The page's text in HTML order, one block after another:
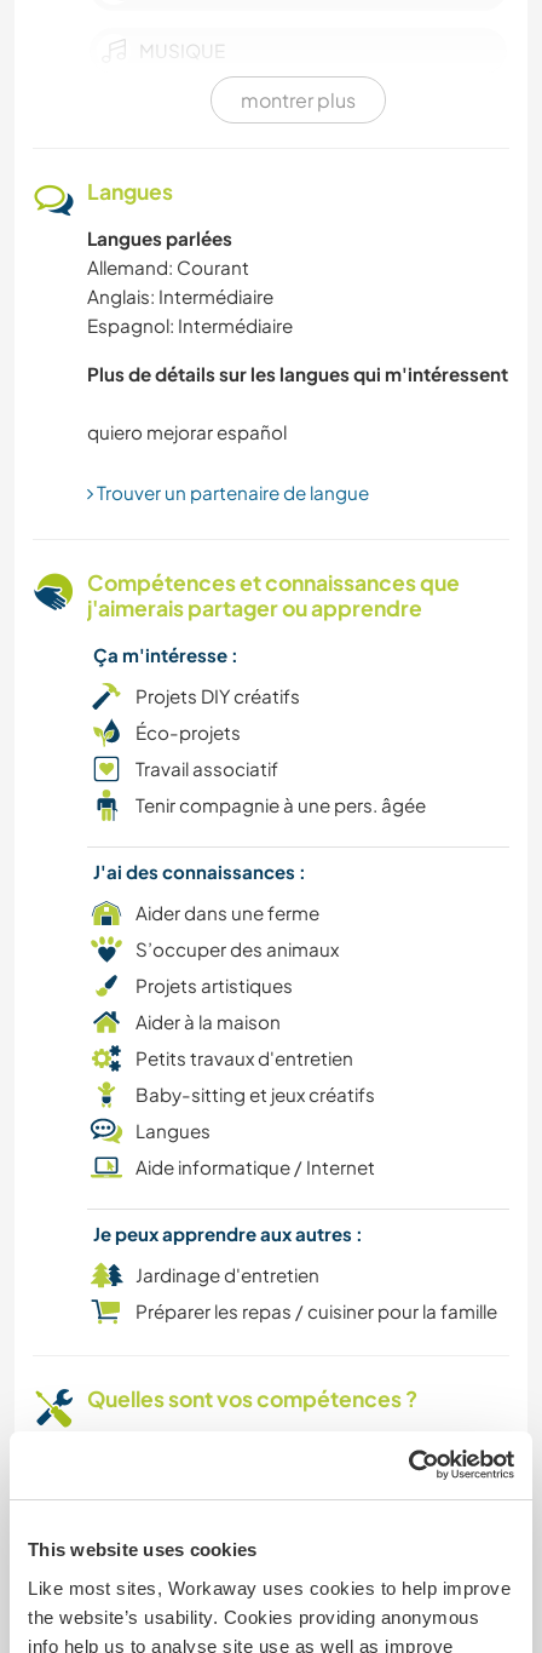
This website uses cookies
Like most sites, Workaway uses cookies to help improve
the website’s usability. Cookies providing anonymous
info help us to analyse site use as well as improve
MUSIQUE
CAMPING
CYCLISME
ACTIVITÉS EN PLEIN AIR
DEV. PERSONNEL
LANGUES
DANSE
DEV. DURABLE
PHOTOGRAPHIE
SOIN DES PLANTES
FERME
CULTURE
ANIMAUX DE COMPAGNIE
MONTAGNE
RANDONNÉE
ANIMAUX
montrer plus
Langues
Langues parlées
Allemand: Courant
Anglais: Intermédiaire
Espagnol: Intermédiaire
Plus de détails sur les langues qui m'intéressent
Trouver un partenaire de langue
Compétences et connaissances que
j'aimerais partager ou apprendre
Ça m'intéresse :
Projets DIY créatifs
Éco-projets
Travail associatif
Tenir compagnie à une pers. âgée
J'ai des connaissances :
Aider dans une ferme
S’occuper des animaux
Projets artistiques
Aider à la maison
Petits travaux d'entretien
Baby-sitting et jeux créatifs
Langues
Aide informatique / Internet
Je peux apprendre aux autres :
Jardinage d'entretien
Préparer les repas / cuisiner pour la famille
Quelles sont vos compétences ?
my native language is german and I learned
english in school, now i'm practise spanish while
travelling
make things better or more beautiful (especially
if it's my own project)
in my childhood I've spent every holiday on a